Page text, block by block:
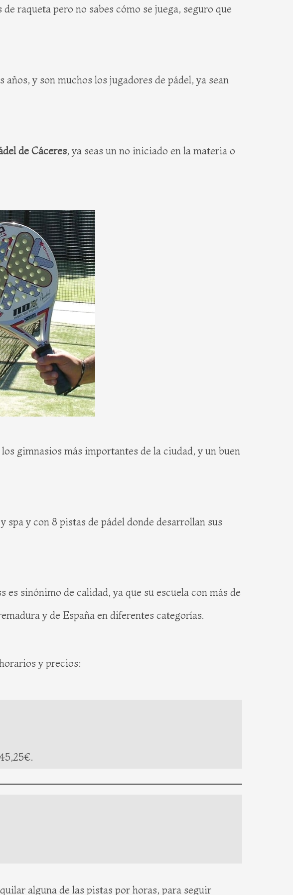
raqueta pero no sabes cómo se juega, seguro que
y son muchos los jugadores de pádel, ya sean
de Cáceres, ya seas un no iniciado en la materia o
gimnasios más importantes de la ciudad, y un buen
y con 8 pistas de pádel donde desarrollan sus
sinónimo de calidad, ya que su escuela con más de
y de España en diferentes categorías.
y precios:
alguna de las pistas por horas, para seguir